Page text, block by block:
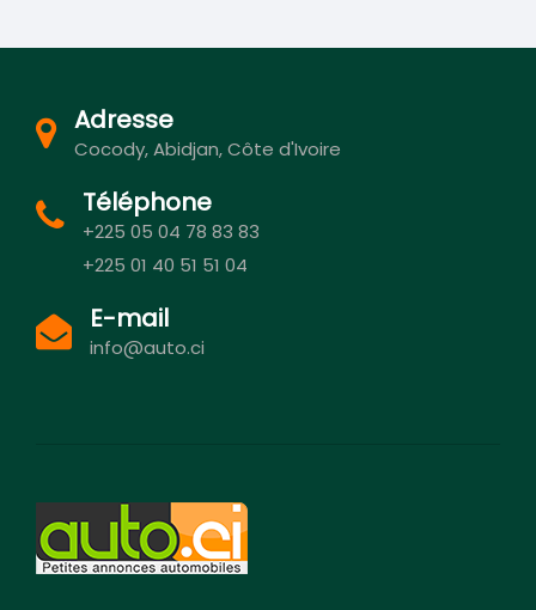
Adresse
Cocody, Abidjan, Côte d'Ivoire
Téléphone
+225 05 04 78 83 83
+225 01 40 51 51 04
E-mail
info@auto.ci